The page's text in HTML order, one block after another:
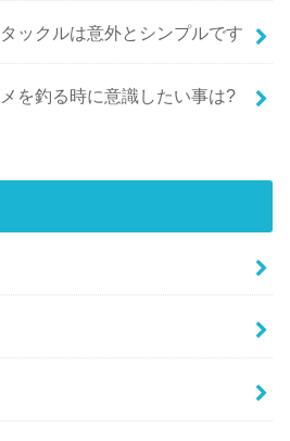
ックルは意外とシンプルです
を釣る時に意識したい事は?